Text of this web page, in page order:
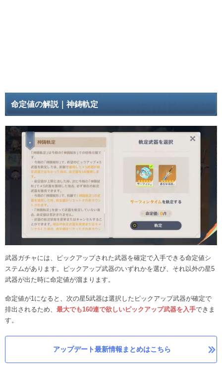
命定値の解説｜神鋳軌定
武器ガチャには、ピックアップされた武器を確定で入手できる命定値シ
ステムがあります。ピックアップ武器のいずれかを選び、それ以外の星5
武器が出た時に命定値が溜まります。
命定値が1になると、次の星5武器は選択したピックアップ武器が確定で
排出されるため、 最大でも160連で欲しいピックアップ武器を入手できま
す。
アップデート最新情報まとめはこちら